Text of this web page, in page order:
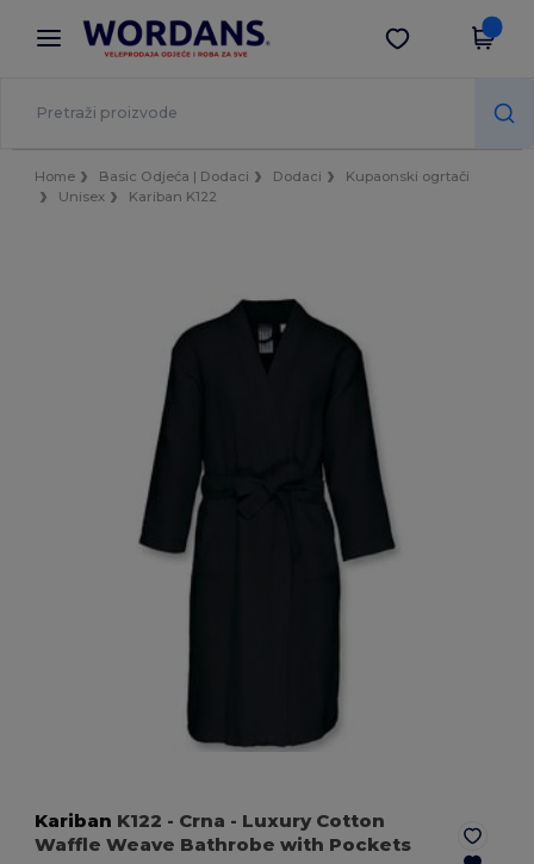
× Aplikacija Wordans
Bolje cijene u aplikaciji!
Preuzmi app
Home Basic Odjeća | Dodaci Dodaci
Kupaonski ogrtači
Unisex
Kariban K122
Kariban K122 - Crna - Luxury Cotton
Waffle Weave Bathrobe with Pockets